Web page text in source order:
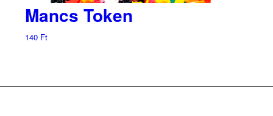
Mancs Token
140 Ft